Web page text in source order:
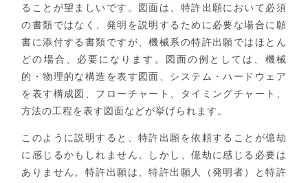
ることが望ましいです。図面は、特許出願において必須
の書類ではなく、発明を説明するために必要な場合に願
書に添付する書類ですが、機械系の特許出願ではほとん
どの場合、必要になります。図面の例としては、機械
的・物理的な構造を表す図面、システム・ハードウェア
を表す構成図、フローチャート、タイミングチャート、
方法の工程を表す図面などが挙げられます。
このように説明すると、特許出願を依頼することが億劫
に感じるかもしれません。しかし、億劫に感じる必要は
ありません。特許出願は、特許出願人（発明者）と特許